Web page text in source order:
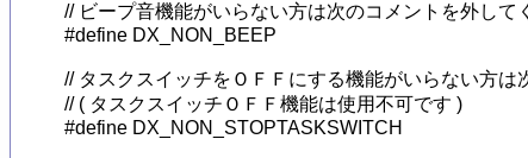
// ビープ音機能がいらない方は次のコメントを外して
#define DX_NON_BEEP
// タスクスイッチをＯＦＦにする機能がいらない方は
// ( タスクスイッチＯＦＦ機能は使用不可です )
#define DX_NON_STOPTASKSWITCH